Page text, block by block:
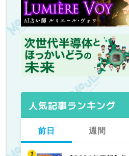
人気記事ランキング
前日 週間